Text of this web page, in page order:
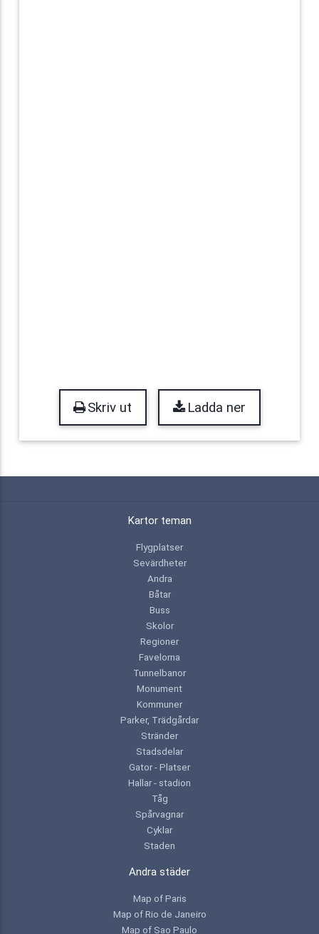
Skriv ut Ladda ner
Kartor teman
Flygplatser
Sevärdheter
Andra
Båtar
Buss
Skolor
Regioner
Favelorna
Tunnelbanor
Monument
Kommuner
Parker, Trädgårdar
Stränder
Stadsdelar
Gator - Platser
Hallar - stadion
Tåg
Spårvagnar
Cyklar
Staden
Andra städer
Map of Paris
Map of Rio de Janeiro
Map of Sao Paulo